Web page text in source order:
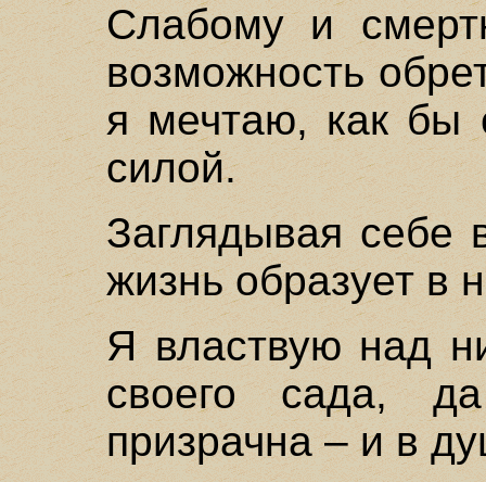
Слабому и
возможность
я мечтаю, как бы
силой.
Заглядывая себе
жизнь образует в
Я властвую над
своего сада,
призрачна – и в